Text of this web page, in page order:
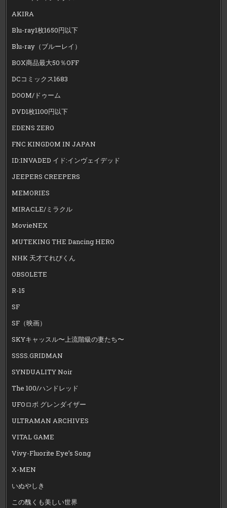
AKIRA
Blu-ray1枚1650円以下
Blu-ray（ブルーレイ）
BOX商品最大50％OFF
DCコミックス1683
DOOM/ドゥーム
DVD1枚1100円以下
EDENS ZERO
FNC KINGDOM IN JAPAN
ID:INVADED イド:インヴェイデッド
JEEPERS CREEPERS
MEMORIES
MIRACLE/ミラクル
MovieNEX
MUTEKING THE Dancing HERO
NHK 天才てれびくん
OBSOLETE
R-15
SF
SF（映画）
SKYキャッスル〜上流階級の妻たち〜
SSSS.GRIDMAN
SYNDUALITY Noir
The 100/ハンドレッド
UFOロボ グレンダイザー
ULTRAMAN ARCHIVES
VITAL GAME
Vivy-Fluorite Eye’s Song
X-MEN
いぬやしき
この醜くも美しい世界